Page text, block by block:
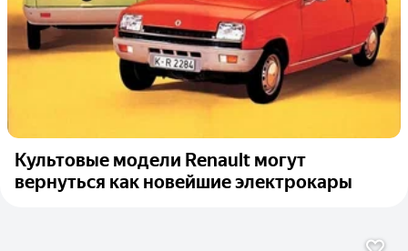
Культовые модели Renault могут
вернуться как новейшие электрокары